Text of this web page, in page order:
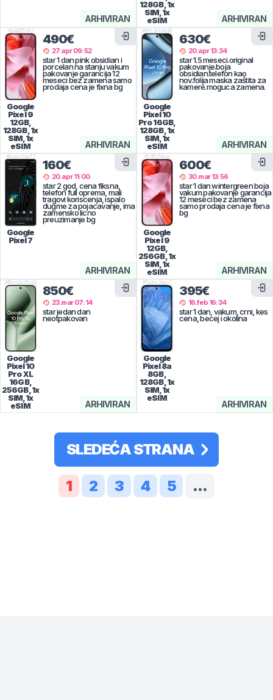
ARHIVIRAN ARHIVIRAN
128GB, 1x
SIM, 1x
eSIM
ARHIVIRAN
#p4j4f5vfrr
Google
Pixel 9
12GB,
128GB, 1x
SIM, 1x
eSIM
490€
27.apr 09:52
star 1 dan pink obsidian i
porcelan na stanju vakum
pakovanje garancija 12
meseci bez zamena samo
prodaja cena je fixna bg
ARHIVIRAN
#km3y1wlj4b
Google
Pixel 10
Pro16GB,
128GB, 1x
SIM, 1x
eSIM
630€
20.apr 13:34
star 1.5 meseci.original
pakovanje.boja
obsidian.telefon kao
nov.folija maska zaštita za
kamere.moguca zamena.
ARHIVIRAN
#4zyvv5gr17
Google
Pixel 7
160€
20.apr 11:00
star 2 god, cena fiksna,
telefon full oprema, mali
tragovi koriscenja, ispalo
dugme za pojacavanje, ima
zamensko licno
preuzimanje bg
ARHIVIRAN
#r4ffn5tjvg
Google
Pixel 9
12GB,
256GB, 1x
SIM, 1x
eSIM
600€
30.mar 13:56
star 1 dan wintergreen boja
vakum pakovanje garancija
12 meseci bez zamena
samo prodaja cena je fixna
bg
ARHIVIRAN
#f8mz2c8zp3
Google
Pixel 10
Pro XL
16GB,
256GB, 1x
SIM, 1x
eSIM
850€
23.mar 07:14
star jedan dan
neotpakovan
ARHIVIRAN
#1jpny2qgs7
Google
Pixel 8a
8GB,
128GB, 1x
SIM, 1x
eSIM
395€
16.feb 16:34
star 1 dan, vakum, crni, kes
cena, becej i okolina
SLEDEĆA STRANA
1 2 3 4 5 ...